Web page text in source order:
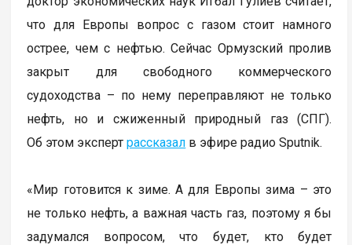
что для Европы вопрос с газом стоит намного
острее, чем с нефтью. Сейчас Ормузский пролив
закрыт для свободного коммерческого
судоходства – по нему переправляют не только
нефть, но и сжиженный природный газ (СПГ).
Об этом экспертрассказал в эфире радио Sputnik.
«Мир готовится к зиме. А для Европы зима – это
не только нефть, а важная часть газ, поэтому я бы
задумался вопросом, что будет, кто будет